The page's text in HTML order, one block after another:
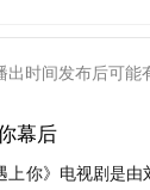
出时间发布后可能
幕后
上你》电视剧是